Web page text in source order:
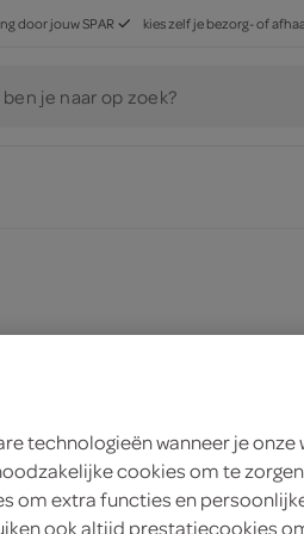
door jouw SPAR kies zelf je bezorg- of
ben je naar op zoek?
roomboter
technologieën wanneer je onze
cookies om te
om extra functies en
ook altijd prestatiecookies